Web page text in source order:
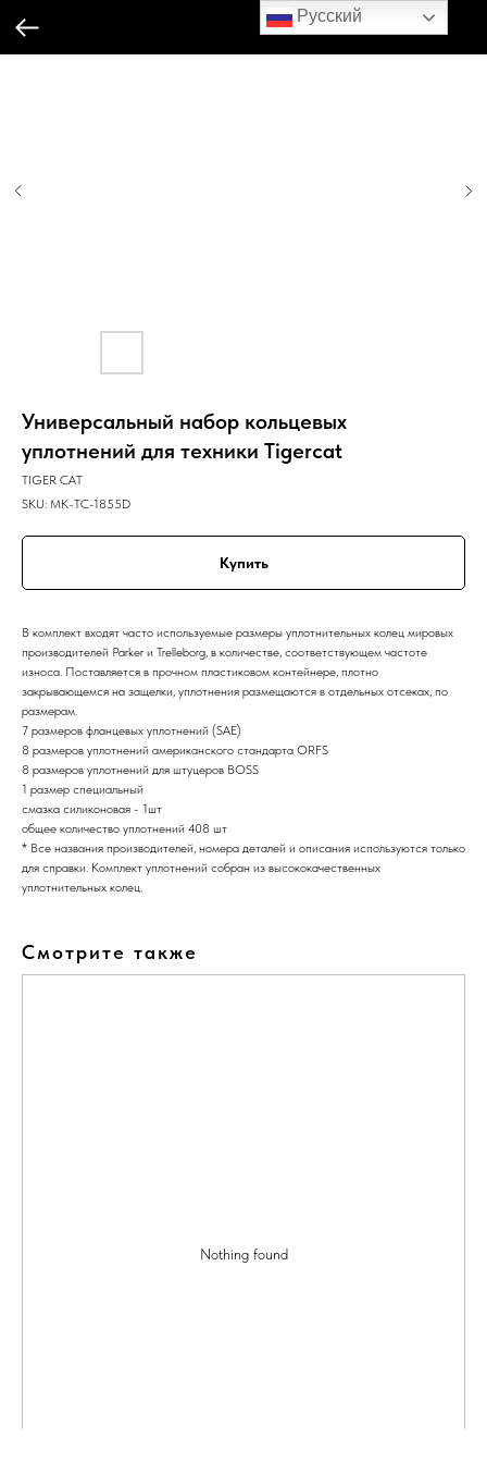
Русский
Универсальный набор кольцевых
уплотнений для техники Tigercat
TIGER CAT
SKU: MK-TC-1855D
Купить
В комплект входят часто используемые размеры уплотнительных колец мировых
производителей Parker и Trelleborg, в количестве, соответствующем частоте
износа. Поставляется в прочном пластиковом контейнере, плотно
закрывающемся на защелки, уплотнения размещаются в отдельных отсеках, по
размерам.
7 размеров фланцевых уплотнений (SAE)
8 размеров уплотнений американского стандарта ORFS
8 размеров уплотнений для штуцеров BOSS
1 размер специальный
смазка силиконовая - 1шт
общее количество уплотнений 408 шт
* Все названия производителей, номера деталей и описания используются только
для справки. Комплект уплотнений собран из высококачественных
уплотнительных колец.
Смотрите также
Nothing found